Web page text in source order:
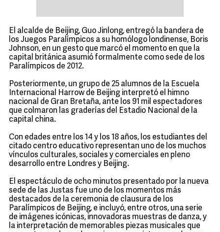
El alcalde de Beijing, Guo Jinlong, entregó la bandera de
los Juegos Paralímpicos a su homólogo londinense, Boris
Johnson, en un gesto que marcó el momento en que la
capital británica asumió formalmente como sede de los
Paralímpicos de 2012.
Posteriormente, un grupo de 25 alumnos de la Escuela
Internacional Harrow de Beijing interpretó el himno
nacional de Gran Bretaña, ante los 91 mil espectadores
que colmaron las graderías del Estadio Nacional de la
capital china.
Con edades entre los 14 y los 18 años, los estudiantes del
citado centro educativo representan uno de los muchos
vínculos culturales, sociales y comerciales en pleno
desarrollo entre Londres y Beijing.
El espectáculo de ocho minutos presentado por la nueva
sede de las Justas fue uno de los momentos más
destacados de la ceremonia de clausura de los
Paralímpicos de Beijing, e incluyó, entre otros, una serie
de imágenes icónicas, innovadoras muestras de danza, y
la interpretación de memorables piezas musicales que